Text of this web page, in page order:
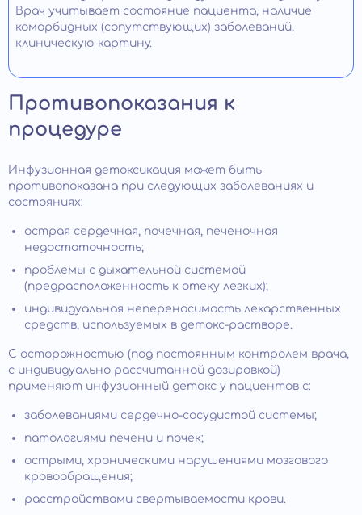
Врач учитывает состояние пациента, наличие
коморбидных (сопутствующих) заболеваний,
клиническую картину.
Противопоказания к
процедуре
Инфузионная детоксикация может быть
противопоказана при следующих заболеваниях и
состояниях:
острая сердечная, почечная, печеночная
недостаточность;
проблемы с дыхательной системой
(предрасположенность к отеку легких);
индивидуальная непереносимость лекарственных
средств, используемых в детокс-растворе.
С осторожностью (под постоянным контролем врача,
с индивидуально рассчитанной дозировкой)
применяют инфузионный детокс у пациентов с:
заболеваниями сердечно-сосудистой системы;
патологиями печени и почек;
острыми, хроническими нарушениями мозгового
кровообращения;
расстройствами свертываемости крови.